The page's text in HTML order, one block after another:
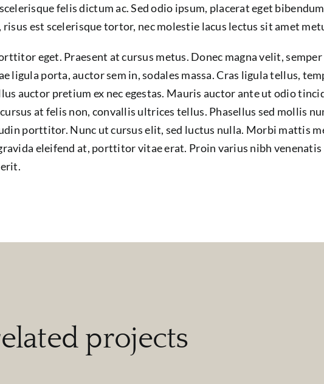
felis dictum ac. Sed odio ipsum, placerat eget
est scelerisque tortor, nec molestie lacus lectus sit amet
eget. Praesent at cursus metus. Donec magna velit,
ligula porta, auctor sem in, sodales massa. Cras ligula tellus,
auctor pretium ex nec egestas. Mauris auctor ante ut odio
at felis non, convallis ultrices tellus. Phasellus sed mollis
porttitor. Nunc ut cursus elit, sed luctus nulla. Morbi mattis
eleifend at, porttitor vitae erat. Proin varius nibh venenatis
projects